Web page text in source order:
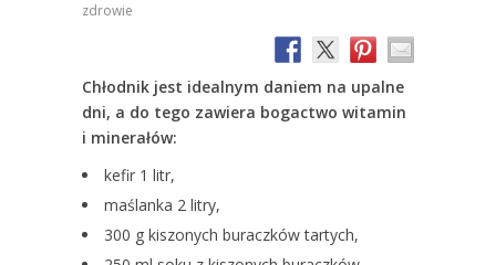
zdrowie
Chłodnik jest idealnym daniem na upalne
dni, a do tego zawiera bogactwo witamin
i minerałów:
kefir 1 litr,
maślanka 2 litry,
300 g kiszonych buraczków tartych,